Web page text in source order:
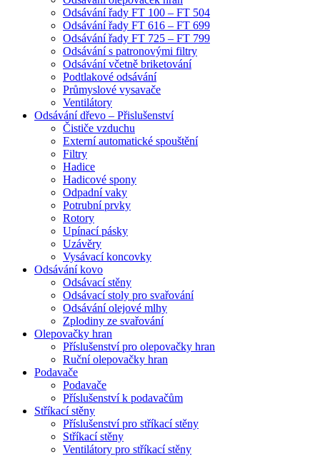
Odsávání řady FT 100 – FT 504
Odsávání řady FT 616 – FT 699
Odsávání řady FT 725 – FT 799
Odsávání s patronovými filtry
Odsávání včetně briketování
Podtlakové odsávání
Průmyslové vysavače
Ventilátory
Odsávání dřevo – Přislušenství
Čističe vzduchu
Externí automatické spouštění
Filtry
Hadice
Hadicové spony
Odpadní vaky
Potrubní prvky
Rotory
Upínací pásky
Uzávěry
Vysávací koncovky
Odsávání kovo
Odsávací stěny
Odsávací stoly pro svařování
Odsávání olejové mlhy
Zplodiny ze svařování
Olepovačky hran
Příslušenství pro olepovačky hran
Ruční olepovačky hran
Podavače
Podavače
Příslušenství k podavačům
Stříkací stěny
Příslušenství pro stříkací stěny
Stříkací stěny
Ventilátory pro stříkací stěny